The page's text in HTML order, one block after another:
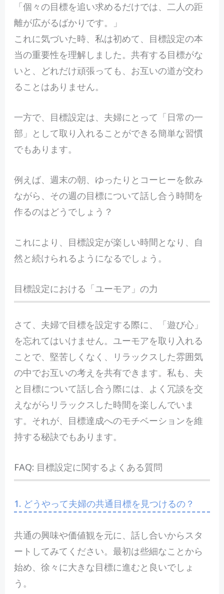
「個々の目標を追い求めるだけでは、二人の距
離が広がるばかりです。」
これに気づいた時、私は初めて、目標設定の本
当の重要性を理解しました。共有する目標がな
いと、どれだけ頑張っても、お互いの道が交わ
ることはありません。
一方で、目標設定は、夫婦にとって「日常の一
部」として取り入れることができる簡単な習慣
でもあります。
例えば、週末の朝、ゆったりとコーヒーを飲み
ながら、その週の目標について話し合う時間を
作るのはどうでしょう？
これにより、目標設定が楽しい時間となり、自
然と続けられるようになるでしょう。
目標設定における「ユーモア」の力
さて、夫婦で目標を設定する際に、「遊び心」
を忘れてはいけません。ユーモアを取り入れる
ことで、堅苦しくなく、リラックスした雰囲気
の中でお互いの考えを共有できます。私も、夫
と目標について話し合う際には、よく冗談を交
えながらリラックスした時間を楽しんでいま
す。それが、目標達成へのモチベーションを維
持する秘訣でもあります。
FAQ: 目標設定に関するよくある質問
1. どうやって夫婦の共通目標を見つけるの？
共通の興味や価値観を元に、話し合いからスタ
ートしてみてください。最初は些細なことから
始め、徐々に大きな目標に進むと良いでしょ
う。